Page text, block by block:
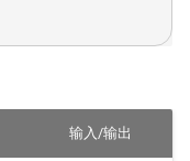
输入/输出